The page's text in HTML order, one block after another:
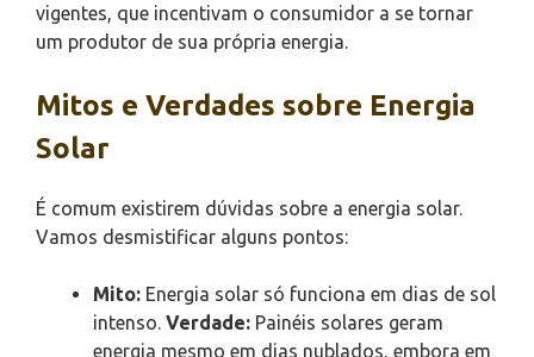
vigentes, que incentivam o consumidor a se tornar
um produtor de sua própria energia.
Mitos e Verdades sobre Energia
Solar
É comum existirem dúvidas sobre a energia solar.
Vamos desmistificar alguns pontos:
Mito: Energia solar só funciona em dias de sol
intenso. Verdade: Painéis solares geram
energia mesmo em dias nublados, embora em